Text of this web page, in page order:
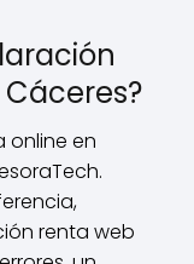
online en
renta web